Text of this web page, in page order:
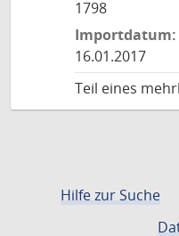
1798
Importdatum:
16.01.2017
Teil eines
Hilfe zur Suche